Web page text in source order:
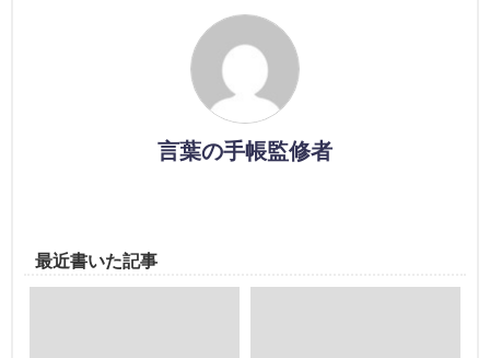
言葉の手帳監修者
最近書いた記事